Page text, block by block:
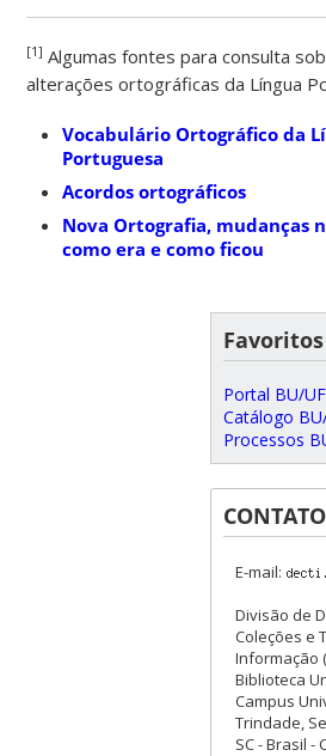
[1] Algumas fontes para consulta
alterações ortográficas da Língua
Vocabulário Ortográfico da
Portuguesa
Acordos ortográficos
Nova Ortografia, mudanças
como era e como ficou
Favoritos
Portal BU/
Catálogo
Processos
E-mail:
Divisão de
Coleções e
Informação
Biblioteca
Campus
Trindade,
SC - Brasil -